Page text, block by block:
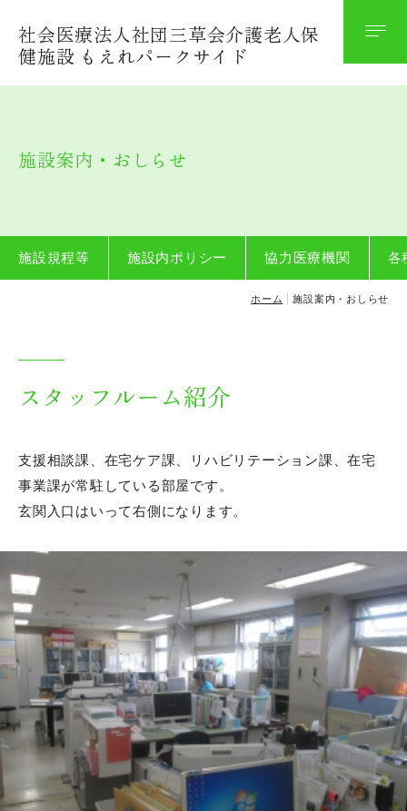
社会医療法人社団三草会介護老人保
健施設 もえれパークサイド
施設案内・おしらせ
施設規程等 施設内ポリシー 協力医療機関 各
ホーム 施設案内・おしらせ
法人案内
理念
関連施設案内
法人保育園
施設規程等
施設内ポリシー
協力医療機関
各種サービス時間
所定疾患施設療養費算定状況
身体拘束その他の行動制限廃止
介護職員等処遇改善加算の取得状況
電子パンフレット・案内動画
介護老人保健施設とは
スタッフルーム紹介
支援相談課、在宅ケア課、リハビリテーション課、在宅
事業課が常駐している部屋です。
玄関入口はいって右側になります。